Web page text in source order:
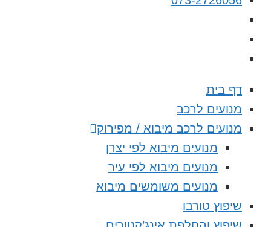
דף בית
מנועים לרכב
מנועים לרכב מיבוא / מפירוק
מנועים מיבוא לפי יצרן
מנועים מיבוא לפי עיר
מנועים משומשים מיבוא
שיפוץ טורבו